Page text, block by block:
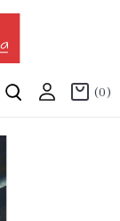
(0)